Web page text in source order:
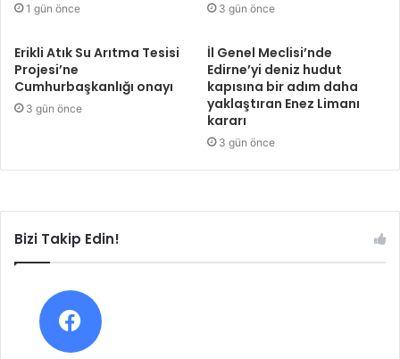
1 gün önce 3 gün önce
Erikli Atık Su Arıtma Tesisi
Projesi’ne
Cumhurbaşkanlığı onayı
3 gün önce
İl Genel Meclisi’nde
Edirne’yi deniz hudut
kapısına bir adım daha
yaklaştıran Enez Limanı
kararı
3 gün önce
Bizi Takip Edin!